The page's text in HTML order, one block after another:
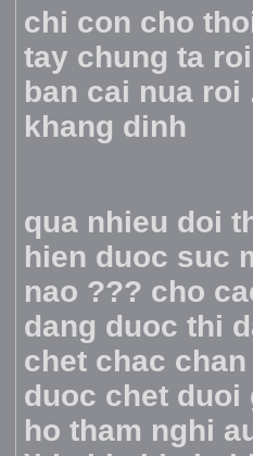
chi con cho
tay chung ta
ban cai nua
khang dinh
qua nhieu doi
hien duoc suc
nao ??? cho
dang duoc thi
chet chac
duoc chet duoi
ho tham nghi